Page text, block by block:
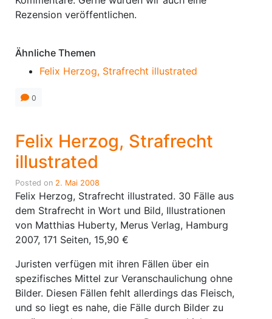
Rezension veröffentlichen.
Ähnliche Themen
Felix Herzog, Strafrecht illustrated
0
Felix Herzog, Strafrecht
illustrated
Posted on 2. Mai 2008
Felix Herzog, Strafrecht illustrated. 30 Fälle aus
dem Strafrecht in Wort und Bild, Illustrationen
von Matthias Huberty, Merus Verlag, Hamburg
2007, 171 Seiten, 15,90 €
Juristen verfügen mit ihren Fällen über ein
spezifisches Mittel zur Veranschaulichung ohne
Bilder. Diesen Fällen fehlt allerdings das Fleisch,
und so liegt es nahe, die Fälle durch Bilder zu